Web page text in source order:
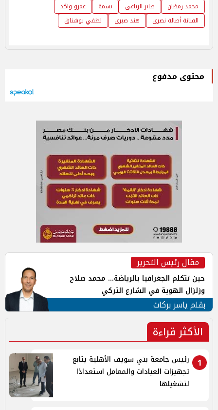
محمد رمضان
صابر الرباعى بسمة
عمرو واكد
الفنانة أصالة نصري
هند صبري لطفي بوشناق
محتوى مدفوع
مقال رئيس التحرير
حين تتكلم الجغرافيا بالرياضة... محمد صلاح
وزلزال الهوية في الشارع التركي
بقلم ياسر بركات
الأكثر قراءة
1
رئيس جامعة بني سويف الأهلية يتابع
تجهيزات العيادات والمعامل استعدادًا
لتشغيلها